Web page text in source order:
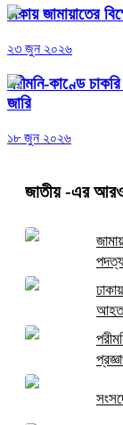
ঢাকায় জামায়াতের
২৩ জুন ২০২৬
পরীমনি-কাণ্ডে
জারি
১৮ জুন ২০২৬
জাতীয়-এর আরও